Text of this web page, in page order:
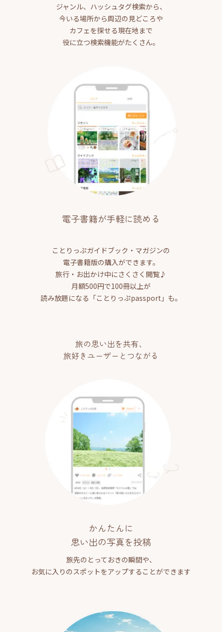
ジャンル、ハッシュタグ検索から、
今いる場所から周辺の見どころや
カフェを探せる現在地まで
役に立つ検索機能がたくさん。
電子書籍が手軽に読める
ことりっぷガイドブック・マガジンの
電子書籍版の購入ができます。
旅行・お出かけ中にさくさく閲覧♪
月額500円で100冊以上が
読み放題になる「ことりっぷpassport」も。
旅の思い出を共有、
旅好きユーザーとつながる
かんたんに
思い出の写真を投稿
旅先のとっておきの瞬間や、
お気に入りのスポットをアップすることができます